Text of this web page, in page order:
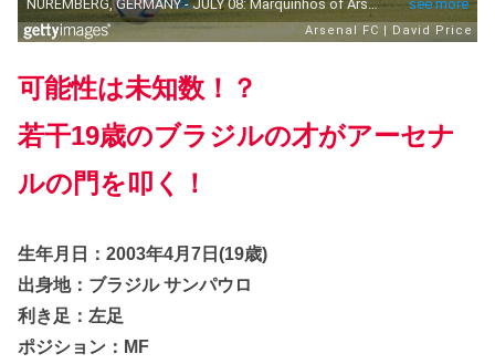
可能性は未知数！？
若干19歳のブラジルの才がアーセナ
ルの門を叩く！
生年月日：2003年4月7日(19歳)
出身地：ブラジル サンパウロ
利き足：左足
ポジション：MF